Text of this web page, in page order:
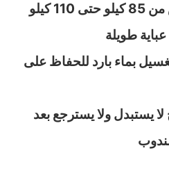
كيلو
طويلة
بماء بارد للحفاظ على
يستبدل ولا يسترجع بعد